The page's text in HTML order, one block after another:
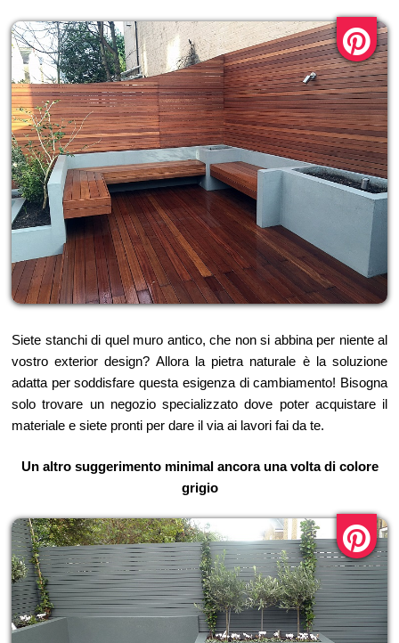
Siete stanchi di quel muro antico, che non si abbina per niente al
vostro exterior design? Allora la pietra naturale è la soluzione
adatta per soddisfare questa esigenza di cambiamento! Bisogna
solo trovare un negozio specializzato dove poter acquistare il
materiale e siete pronti per dare il via ai lavori fai da te.
Un altro suggerimento minimal ancora una volta di colore
grigio